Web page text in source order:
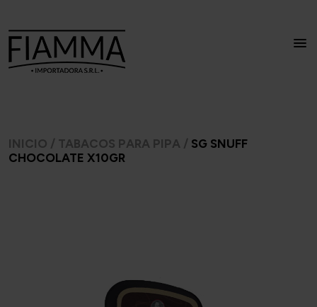
INICIO / TABACOS PARA PIPA / SG SNUFF
CHOCOLATE X10GR